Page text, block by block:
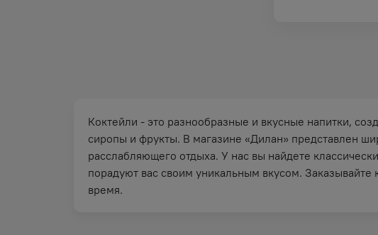
Коктейли - это разнообразные и вкусные напитки,
сиропы и фрукты. В магазине «Дилан» представлен
расслабляющего отдыха. У нас вы найдете
порадуют вас своим уникальным вкусом.
время.